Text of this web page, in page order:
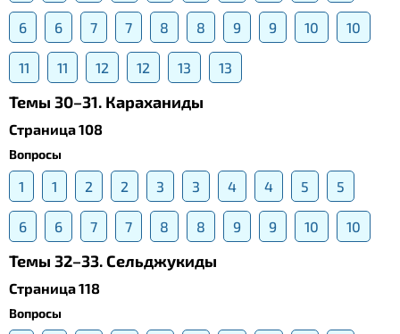
6 6 7 7 8 8 9 9 10 10
11 11 12 12 13 13
Темы 30–31. Караханиды
Страница 108
Вопросы
1 1 2 2 3 3 4 4 5 5
6 6 7 7 8 8 9 9 10 10
Темы 32–33. Сельджукиды
Страница 118
Вопросы